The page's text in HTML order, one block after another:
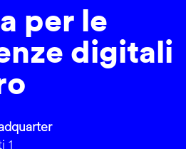
per le
digitali
1